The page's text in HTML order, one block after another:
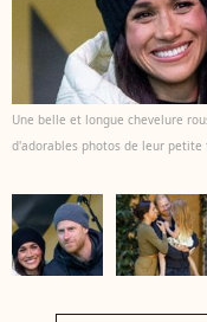
Une belle et longue chevelure
d'adorables photos de leur